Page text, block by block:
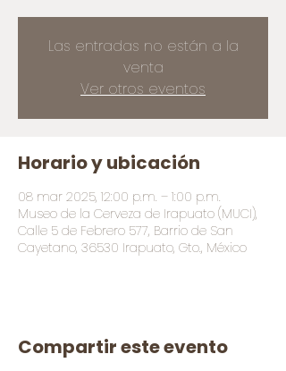
Las entradas no están a la
venta
Ver otros eventos
Horario y ubicación
08 mar 2025, 12:00 p.m. – 1:00 p.m.
Museo de la Cerveza de Irapuato (MUCI),
Calle 5 de Febrero 577, Barrio de San
Cayetano, 36530 Irapuato, Gto., México
Compartir este evento